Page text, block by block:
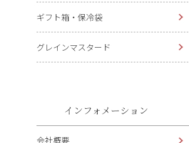
ギフト箱・保冷袋
グレインマスタード
インフォメーション
会社概要